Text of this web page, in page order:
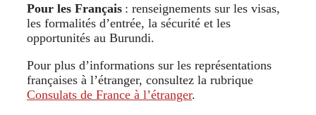
Pour les Français : renseignements sur les visas,
les formalités d’entrée, la sécurité et les
opportunités au Burundi.
Pour plus d’informations sur les représentations
françaises à l’étranger, consultez la rubrique
Consulats de France à l’étranger.